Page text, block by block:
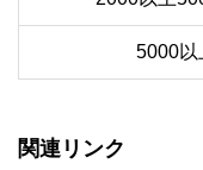
5000以
関連リンク